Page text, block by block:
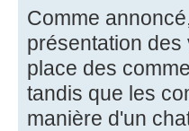
Comme
présentation
place des
tandis que les
manière d'un